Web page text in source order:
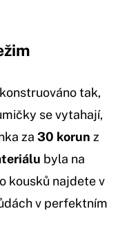
tak,
se vytahají,
za 30 korun z
byla na
kousků najdete v
v perfektním